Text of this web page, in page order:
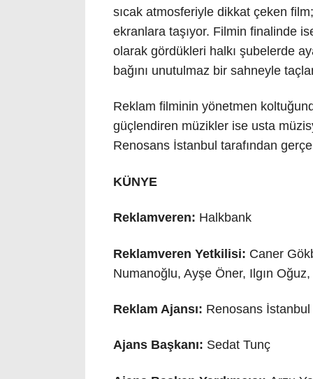
sıcak atmosferiyle dikkat çeken
ekranlara taşıyor. Filmin finalinde
olarak gördükleri halkı şubelerde
bağını unutulmaz bir sahneyle
Reklam filminin yönetmen
güçlendiren müzikler ise usta
Renosans İstanbul tarafından
KÜNYE
Reklamveren: Halkbank
Reklamveren Yetkilisi: Caner
Numanoğlu, Ayşe Öner, Ilgın
Reklam Ajansı: Renosans İstanbul
Ajans Başkanı: Sedat Tunç